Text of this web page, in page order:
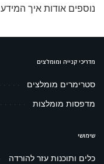
נוספים אודות איך
מדריכי קנייה ומומלצים
סטרימרים מומלצים
מדפסות מומלצות
שימושי
כלים ותוכנות עזר להורדה